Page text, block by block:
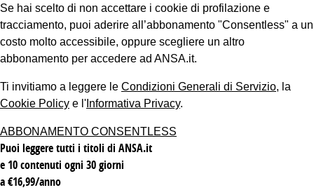
Se hai scelto di non accettare i cookie di profilazione e
tracciamento, puoi aderire all’abbonamento "Consentless" a un
costo molto accessibile, oppure scegliere un altro
abbonamento per accedere ad ANSA.it.
Ti invitiamo a leggere le Condizioni Generali di Servizio, la
Cookie Policy e l' Informativa Privacy.
ABBONAMENTO CONSENTLESS
Puoi leggere tutti i titoli di ANSA.it
e 10 contenuti ogni 30 giorni
a €16,99/anno